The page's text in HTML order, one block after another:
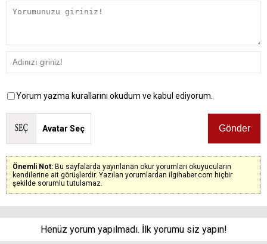
Yorum yazma kurallarını okudum ve kabul ediyorum.
Avatar Seç
Önemli Not: Bu sayfalarda yayınlanan okur yorumları okuyucuların
kendilerine ait görüşlerdir. Yazılan yorumlardan ilgihaber.com hiçbir
şekilde sorumlu tutulamaz.
Henüz yorum yapılmadı. İlk yorumu siz yapın!